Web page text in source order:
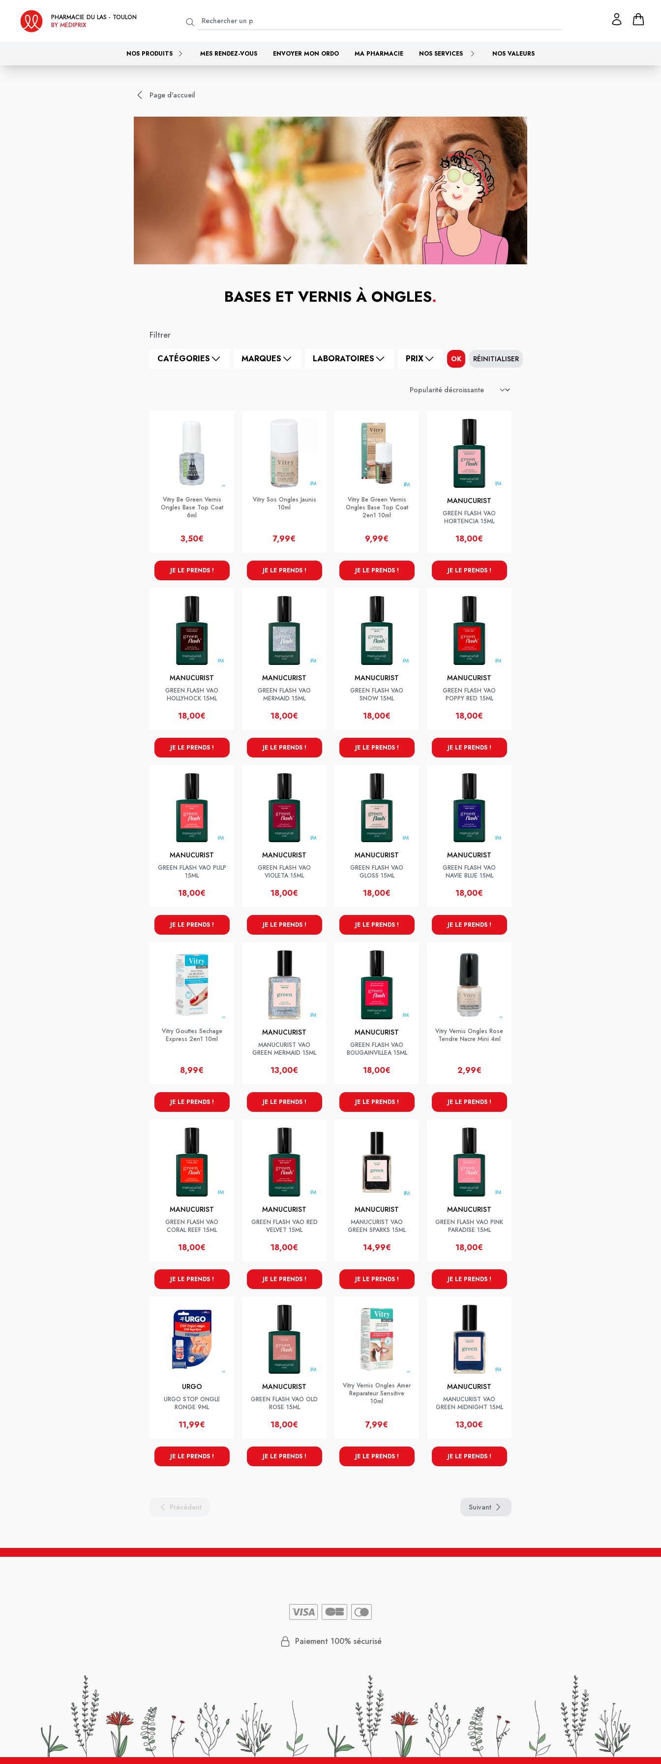
PHARMACIE DU LAS - TOULON
BY MEDIPRIX
NOS PRODUITS MES RENDEZ-VOUS ENVOYER MON ORDO MA PHARMACIE NOS SERVICES NOS VALEURS
Page d'accueil
BASES ET VERNIS À ONGLES.
Filtrer
CATÉGORIES MARQUES LABORATOIRES PRIX OK RÉINITIALISER
Vitry Be Green Vernis
Ongles Base Top Coat
6ml
3,50€
JE LE PRENDS !
Vitry Sos Ongles Jaunis
10ml
7,99€
JE LE PRENDS !
Vitry Be Green Vernis
Ongles Base Top Coat
2en1 10ml
9,99€
JE LE PRENDS !
MANUCURIST
GREEN FLASH VAO
HORTENCIA 15ML
18,00€
JE LE PRENDS !
MANUCURIST
GREEN FLASH VAO
HOLLYHOCK 15ML
18,00€
JE LE PRENDS !
MANUCURIST
GREEN FLASH VAO
MERMAID 15ML
18,00€
JE LE PRENDS !
MANUCURIST
GREEN FLASH VAO
SNOW 15ML
18,00€
JE LE PRENDS !
MANUCURIST
GREEN FLASH VAO
POPPY RED 15ML
18,00€
JE LE PRENDS !
MANUCURIST
GREEN FLASH VAO PULP
15ML
18,00€
JE LE PRENDS !
MANUCURIST
GREEN FLASH VAO
VIOLETA 15ML
18,00€
JE LE PRENDS !
MANUCURIST
GREEN FLASH VAO
GLOSS 15ML
18,00€
JE LE PRENDS !
MANUCURIST
GREEN FLASH VAO
NAVIE BLUE 15ML
18,00€
JE LE PRENDS !
Vitry Gouttes Sechage
Express 2en1 10ml
8,99€
JE LE PRENDS !
MANUCURIST
MANUCURIST VAO
GREEN MERMAID 15ML
13,00€
JE LE PRENDS !
MANUCURIST
GREEN FLASH VAO
BOUGAINVILLEA 15ML
18,00€
JE LE PRENDS !
Vitry Vernis Ongles Rose
Tendre Nacre Mini 4ml
2,99€
JE LE PRENDS !
MANUCURIST
GREEN FLASH VAO
CORAL REEF 15ML
18,00€
JE LE PRENDS !
MANUCURIST
GREEN FLASH VAO RED
VELVET 15ML
18,00€
JE LE PRENDS !
MANUCURIST
MANUCURIST VAO
GREEN SPARKS 15ML
14,99€
JE LE PRENDS !
MANUCURIST
GREEN FLASH VAO PINK
PARADISE 15ML
18,00€
JE LE PRENDS !
URGO
URGO STOP ONGLE
RONGE 9ML
11,99€
JE LE PRENDS !
MANUCURIST
GREEN FLASH VAO OLD
ROSE 15ML
18,00€
JE LE PRENDS !
Vitry Vernis Ongles Amer
Reparateur Sensitive
10ml
7,99€
JE LE PRENDS !
MANUCURIST
MANUCURIST VAO
GREEN MIDNIGHT 15ML
13,00€
JE LE PRENDS !
Précédent Suivant
Paiement 100% sécurisé